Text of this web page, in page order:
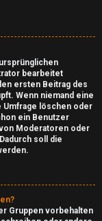
bearbeitet
ersten Beitrag des
Wenn niemand eine
Umfrage löschen oder
ein Benutzer
Moderatoren oder
soll die
Gruppen vorbehalten